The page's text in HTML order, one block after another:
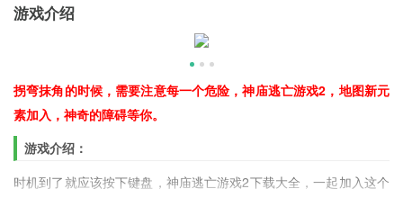
游戏介绍
拐弯抹角的时候，需要注意每一个危险，神庙逃亡游戏2，地图新元
素加入，神奇的障碍等你。
游戏介绍：
时机到了就应该按下键盘，神庙逃亡游戏2下载大全，一起加入这个